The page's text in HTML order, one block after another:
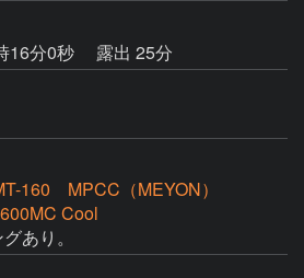
16分0秒
露出 25分
160 MPCC（MEYON）
Cool
あり。